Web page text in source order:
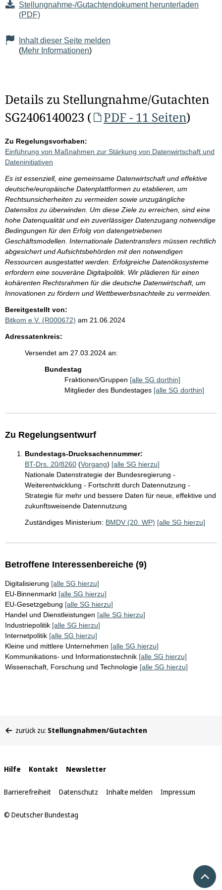
Stellungnahme-/Gutachtendokument herunterladen
(PDF)
Inhalt dieser Seite melden
(Mehr Informationen)
Details zu Stellungnahme/Gutachten
SG2406140023 (
PDF - 11 Seiten)
Zu Regelungsvorhaben:
Einführung von Maßnahmen zur Stärkung von Datenwirtschaft und
Dateninitiativen
Es ist essenziell, eine gemeinsame Datenwirtschaft und effektive
deutsche/europäische Datenplattformen zu etablieren, um
Rechtsunsicherheiten zu vermeiden sowie unzugängliche
Datensilos zu überwinden. Um diese Ziele zu erreichen, sind eine
hohe Datenqualität und ein zuverlässiger Datenzugang notwendige
Bedingungen für den Erfolg von datengetriebenen
Geschäftsmodellen. Internationale Datentransfers müssen rechtlich
abgesichert und Aufsichtsbehörden mit den notwendigen
Ressourcen ausgestattet werden. Erfolgreiche Datenökosysteme
erfordern eine souveräne Digitalpolitik. Wir plädieren für einen
kohärenten Rechtsrahmen für die deutsche Datenwirtschaft, um
Innovationen zu fördern und Wettbewerbsnachteile zu vermeiden.
Bereitgestellt von:
Bitkom e.V. (R000672) am 21.06.2024
Adressatenkreis:
Versendet am 27.03.2024 an:
Bundestag
Fraktionen/Gruppen [alle SG dorthin]
Mitglieder des Bundestages [alle SG dorthin]
Zu Regelungsentwurf
Bundestags-Drucksachennummer:
BT-Drs. 20/8260 (Vorgang) [alle SG hierzu]
Nationale Datenstrategie der Bundesregierung -
Weiterentwicklung - Fortschritt durch Datennutzung -
Strategie für mehr und bessere Daten für neue, effektive und
zukunftsweisende Datennutzung
Zuständiges Ministerium: BMDV (20. WP) [alle SG hierzu]
Betroffene Interessenbereiche (9)
Digitalisierung [alle SG hierzu]
EU-Binnenmarkt [alle SG hierzu]
EU-Gesetzgebung [alle SG hierzu]
Handel und Dienstleistungen [alle SG hierzu]
Industriepolitik [alle SG hierzu]
Internetpolitik [alle SG hierzu]
Kleine und mittlere Unternehmen [alle SG hierzu]
Kommunikations- und Informationstechnik [alle SG hierzu]
Wissenschaft, Forschung und Technologie [alle SG hierzu]
befinden
zurück zu: Stellungnahmen/Gutachten
Interne
Links
Hilfe Kontakt Newsletter
Barrierefreiheit Datenschutz Inhalte melden Impressum
© Deutscher Bundestag